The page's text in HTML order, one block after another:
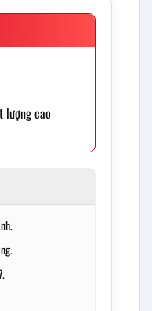
lượng cao